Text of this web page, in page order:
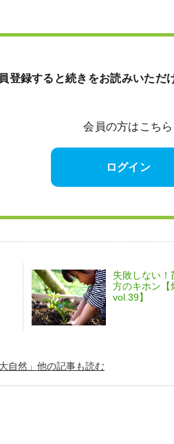
録すると続きをお読みいただ
会員の方はこちら
ログイン
失敗しない！
方のキホン【
vol.39】
自然」